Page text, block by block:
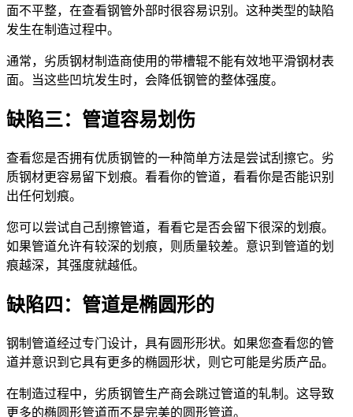
面不平整，在查看钢管外部时很容易识别。这种类型的缺陷
发生在制造过程中。
通常，劣质钢材制造商使用的带槽辊不能有效地平滑钢材表
面。当这些凹坑发生时，会降低钢管的整体强度。
缺陷三： 管道容易划伤
查看您是否拥有优质钢管的一种简单方法是尝试刮擦它。劣
质钢材更容易留下划痕。看看你的管道，看看你是否能识别
出任何划痕。
您可以尝试自己刮擦管道，看看它是否会留下很深的划痕。
如果管道允许有较深的划痕，则质量较差。意识到管道的划
痕越深，其强度就越低。
缺陷四： 管道是椭圆形的
钢制管道经过专门设计，具有圆形形状。如果您查看您的管
道并意识到它具有更多的椭圆形状，则它可能是劣质产品。
在制造过程中，劣质钢管生产商会跳过管道的轧制。这导致
更多的椭圆形管道而不是完美的圆形管道。